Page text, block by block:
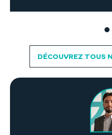
DÉCOUVREZ TOUS